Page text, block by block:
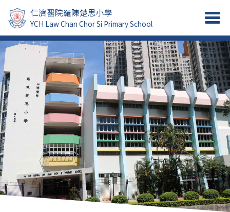
仁濟醫院羅陳楚思小學
YCH Law Chan Chor Si Primary School